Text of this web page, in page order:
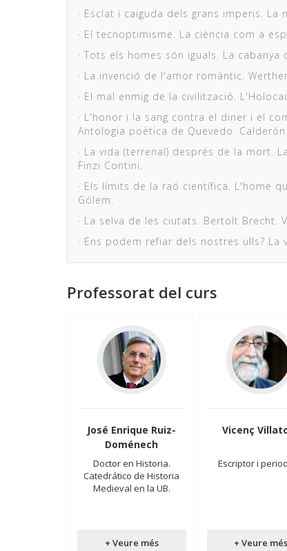
· Esclat i caiguda dels grans imperis. La
· El tecnoptimisme. La ciència com a
· Tots els homes són iguals. La
· La invenció de l'amor romàntic.
· El mal enmig de la civilització.
· L'honor i la sang contra el diner i el
Antologia poètica de Quevedo.
· La vida (terrenal) després de la mort.
Finzi Contini.
· Els límits de la raó científica. L'home
Gólem.
· La selva de les ciutats. Bertolt Brecht.
· Ens podem refiar dels nostres ulls? La
Professorat del curs
José Enrique Ruiz-
Doménech
Doctor en Historia.
Catedrático de Historia
Medieval en la UB.
+ Veure més
Vicenç
Escriptor i
+ Veure més